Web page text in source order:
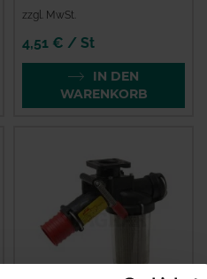
zzgl. MwSt.
4,51 € / St
IN DEN
WARENKORB